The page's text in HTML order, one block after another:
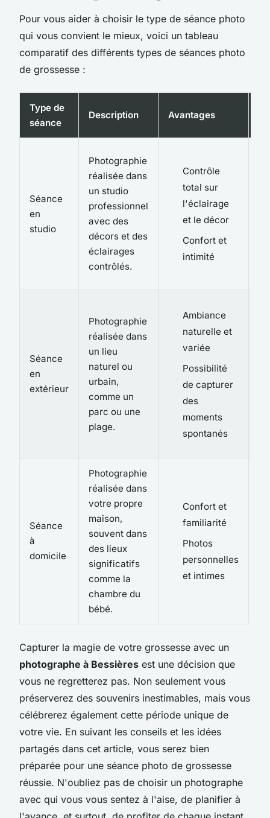
Pour vous aider à choisir le type de séance photo
qui vous convient le mieux, voici un tableau
comparatif des différents types de séances photo
de grossesse :
Type de
séance
Description Avantages
Séance
en
studio
Photographie
réalisée dans
un studio
professionnel
avec des
décors et des
éclairages
contrôlés.
Contrôle
total sur
l'éclairage
et le décor
Confort et
intimité
Séance
en
extérieur
Photographie
réalisée dans
un lieu
naturel ou
urbain,
comme un
parc ou une
plage.
Ambiance
naturelle et
variée
Possibilité
de capturer
des
moments
spontanés
Séance
à
domicile
Photographie
réalisée dans
votre propre
maison,
souvent dans
des lieux
significatifs
comme la
chambre du
bébé.
Confort et
familiarité
Photos
personnelles
et intimes
Capturer la magie de votre grossesse avec un
photographe à Bessières est une décision que
vous ne regretterez pas. Non seulement vous
préserverez des souvenirs inestimables, mais vous
célébrerez également cette période unique de
votre vie. En suivant les conseils et les idées
partagés dans cet article, vous serez bien
préparée pour une séance photo de grossesse
réussie. N'oubliez pas de choisir un photographe
avec qui vous vous sentez à l'aise, de planifier à